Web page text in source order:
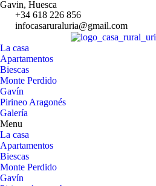
Gavin, Huesca
+34 618 226 856
infocasaruraluria@gmail.com
La casa
Apartamentos
Biescas
Monte Perdido
Gavín
Pirineo Aragonés
Galería
Menu
La casa
Apartamentos
Biescas
Monte Perdido
Gavín